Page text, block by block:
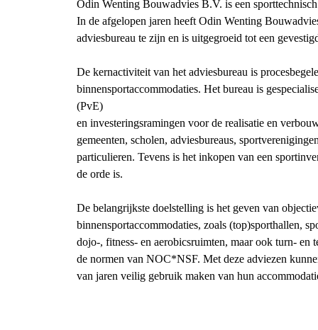
Odin Wenting Bouwadvies B.V. is een
In de afgelopen jaren heeft Odin Wenting
adviesbureau te zijn en is uitgegroeid tot een
De kernactiviteit van het adviesbureau is
binnensportaccommodaties. Het bureau is
(PvE)
en investeringsramingen voor de realisatie en
gemeenten, scholen, adviesbureaus,
particulieren. Tevens is het inkopen van een
de orde is.
De belangrijkste doelstelling is het geven van
binnensportaccommodaties, zoals (top)sporthallen,
dojo-, fitness- en aerobicsruimten, maar ook turn-
de normen van NOC*NSF. Met deze adviezen
van jaren veilig gebruik maken van hun